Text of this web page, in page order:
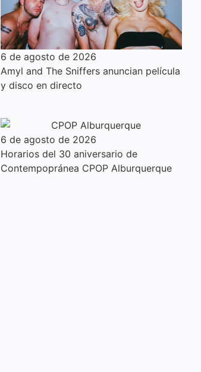
6 de agosto de 2026
Amyl and The Sniffers anuncian película
y disco en directo
6 de agosto de 2026
Horarios del 30 aniversario de
Contempopránea CPOP Alburquerque